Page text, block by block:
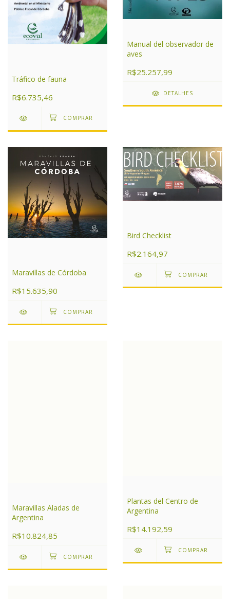
Tráfico de fauna
R$6.735,46
Manual del observador de
aves
R$25.257,99
DETALHES
Maravillas de Córdoba
R$15.635,90
Bird Checklist
R$2.164,97
Maravillas Aladas de
Argentina
R$10.824,85
Plantas del Centro de
Argentina
R$14.192,59